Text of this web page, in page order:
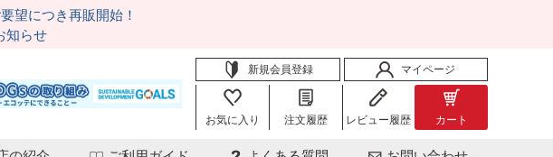
望につき再販開始！
知らせ
新規会員登録 マイページ
お気に入り 注文履歴 レビュー履歴 カート